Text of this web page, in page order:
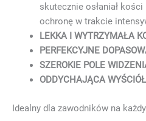
skutecznie osłaniał
ochronę w trakcie
LEKKA I WYTRZYMAŁA
PERFEKCYJNE
SZEROKIE POLE
ODDYCHAJĄCA
Idealny dla zawodników na